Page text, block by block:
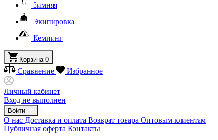
Зимняя
Экипировка
Кемпинг
Корзина 0
Сравнение Избранное
Личный кабинет
Вход не выполнен
Войти
О нас Доставка и оплата Возврат товара Оптовым клиентам
Публичная оферта Контакты